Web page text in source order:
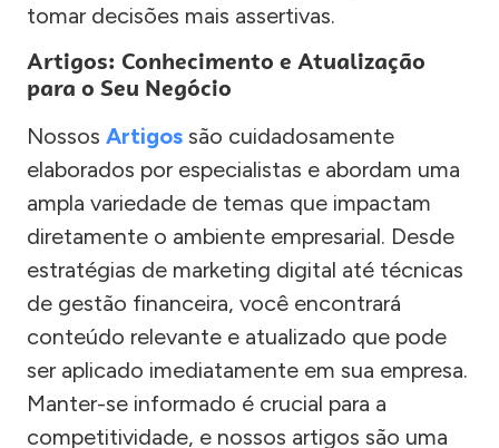
tomar decisões mais assertivas.
Artigos: Conhecimento e Atualização
para o Seu Negócio
Nossos Artigos são cuidadosamente
elaborados por especialistas e abordam uma
ampla variedade de temas que impactam
diretamente o ambiente empresarial. Desde
estratégias de marketing digital até técnicas
de gestão financeira, você encontrará
conteúdo relevante e atualizado que pode
ser aplicado imediatamente em sua empresa.
Manter-se informado é crucial para a
competitividade, e nossos artigos são uma